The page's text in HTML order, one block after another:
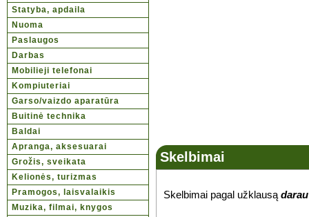
Statyba, apdaila
Nuoma
Paslaugos
Darbas
Mobilieji telefonai
Kompiuteriai
Garso/vaizdo aparatūra
Buitinė technika
Baldai
Apranga, aksesuarai
Grožis, sveikata
Kelionės, turizmas
Pramogos, laisvalaikis
Muzika, filmai, knygos
Skelbimai
Skelbimai pagal užklausą darau